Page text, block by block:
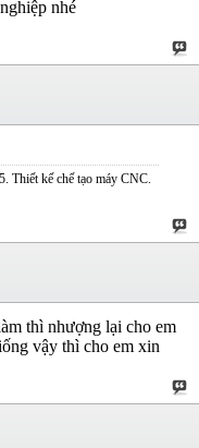
nhé
Thiết kế chế tạo máy CNC.
thì nhượng lại cho em
vậy thì cho em xin